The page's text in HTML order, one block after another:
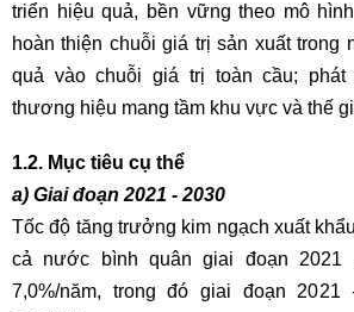
triển hiệu quả, bền vững theo mô
hoàn thiện chuỗi giá trị sản xuất trong
quả vào chuỗi giá trị toàn cầu;
thương hiệu mang tầm khu vực và thế
1.2. Mục tiêu cụ thể
a) Giai đoạn 2021 - 2030
Tốc độ tăng trưởng kim ngạch xuất
cả nước bình quân giai đoạn 2021
7,0%/năm, trong đó giai đoạn